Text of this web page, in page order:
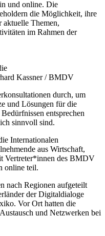
und online. Die
die Möglichkeit, ihre
aktuelle Themen,
im Rahmen der
Kassner / BMDV
durch, um
und Lösungen für die
entsprechen
sinnvoll sind.
Internationalen
aus Wirtschaft,
Vertreter*innen des BMDV
online teil.
nach Regionen aufgeteilt
der Digitaldialoge
Vor Ort hatten die
und Netzwerken bei